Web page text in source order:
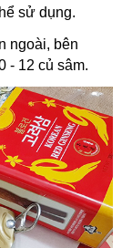
sử dụng.
ngoài, bên
- 12 củ sâm.